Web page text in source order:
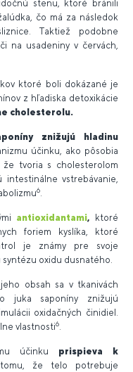
stenu, ktoré bránili
čo má za následok
Taktiež podobne
na usadeniny v červách,
ktoré boli dokázané je
z hľadiska detoxikácie
cholesterolu.
znižujú hladinu
účinku, ako pôsobia
že tvoria s cholesterolom
intestinálne vstrebávanie,
6.
antioxidantami, ktoré
foriem kyslíka, ktoré
je známy pre svoje
oxidu dusnatého.
obsah sa v tkanivách
juka saponíny znižujú
oxidačných činidiel.
vlastnosti6.
účinku prispieva k
že telo potrebuje